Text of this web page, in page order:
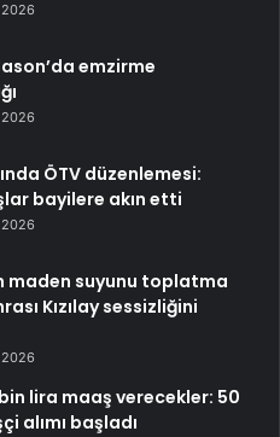
emzirme
ÖTV düzenlemesi:
bayilere akın etti
maden suyunu toplatma
Kızılay sessizliğini
lira maaş verecekler: 50
alımı başladı